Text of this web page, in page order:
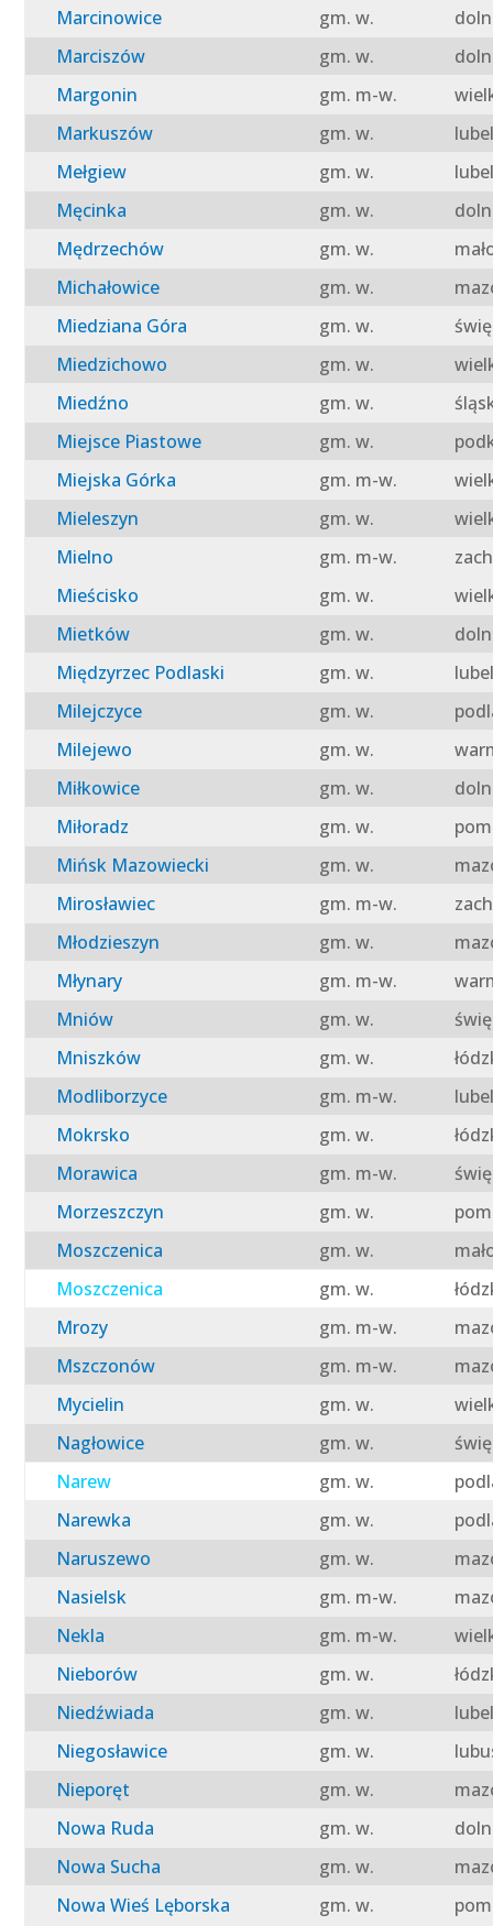
Marcinowice
gm. w.
Marciszów
gm. w.
Margonin
gm. m-w.
Markuszów
gm. w.
Mełgiew
gm. w.
Męcinka
gm. w.
Mędrzechów
gm. w.
Michałowice
gm. w.
Miedziana Góra
gm. w.
Miedzichowo
gm. w.
Miedźno
gm. w.
Miejsce Piastowe
gm. w.
Miejska Górka
gm. m-w.
Mieleszyn
gm. w.
Mielno
gm. m-w.
Mieścisko
gm. w.
Mietków
gm. w.
Międzyrzec Podlaski
gm. w.
Milejczyce
gm. w.
Milejewo
gm. w.
Miłkowice
gm. w.
Miłoradz
gm. w.
Mińsk Mazowiecki
gm. w.
Mirosławiec
gm. m-w.
Młodzieszyn
gm. w.
Młynary
gm. m-w.
Mniów
gm. w.
Mniszków
gm. w.
Modliborzyce
gm. m-w.
Mokrsko
gm. w.
Morawica
gm. m-w.
Morzeszczyn
gm. w.
Moszczenica
gm. w.
Moszczenica
gm. w.
Mrozy
gm. m-w.
Mszczonów
gm. m-w.
Mycielin
gm. w.
Nagłowice
gm. w.
Narew
gm. w.
Narewka
gm. w.
Naruszewo
gm. w.
Nasielsk
gm. m-w.
Nekla
gm. m-w.
Nieborów
gm. w.
Niedźwiada
gm. w.
Niegosławice
gm. w.
Nieporęt
gm. w.
Nowa Ruda
gm. w.
Nowa Sucha
gm. w.
Nowa Wieś Lęborska
gm. w.